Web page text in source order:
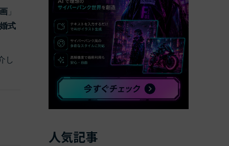
データ転送ソフト
自動字幕起こし(STT)
テキストアニメーション
オートキャプション NEW
AIポートレート
Boris FX
NewBlue FX
音声生成ツール AIアップスケーリングビデオ
TikTok広告動画
使えるエフェクト素材おすすめ
動画の関連知識
リエーティビティーに関する記事
Filmora基本動画チュー
Filmoraの使い方とコツ
YouTube公式チャンネル
Filmora製品や、公式キャラクターとのコラ
」
式
し
人気記事